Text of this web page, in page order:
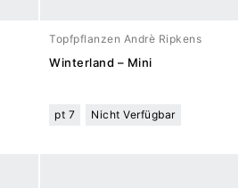
Topfpflanzen Andrè Ripkens
Winterland – Mini
pt 7 Nicht Verfügbar